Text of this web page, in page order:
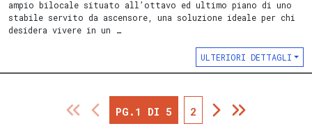
ampio bilocale situato all’ottavo ed ultimo piano di uno
stabile servito da ascensore, una soluzione ideale per chi
desidera vivere in un …
ULTERIORI DETTAGLI
PG.1 DI 5 2